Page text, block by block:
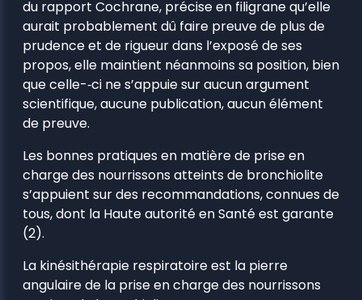
du rapport Cochrane, précise en filigrane qu’elle
aurait probablement dû faire preuve de plus de
prudence et de rigueur dans l’exposé de ses
propos, elle maintient néanmoins sa position, bien
que celle-­‐ci ne s’appuie sur aucun argument
scientifique, aucune publication, aucun élément
de preuve.
Les bonnes pratiques en matière de prise en
charge des nourrissons atteints de bronchiolite
s’appuient sur des recommandations, connues de
tous, dont la Haute autorité en Santé est garante
(2).
La kinésithérapie respiratoire est la pierre
angulaire de la prise en charge des nourrissons